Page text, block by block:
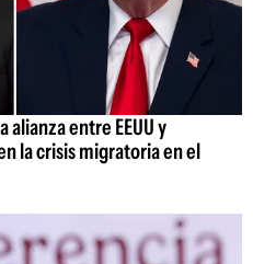
alianza entre EEUU y
la crisis migratoria en el